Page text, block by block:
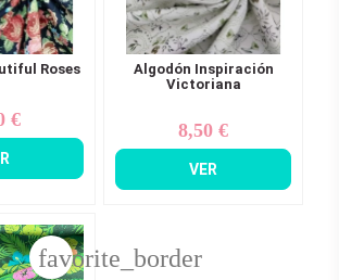
Roses
€
Algodón Inspiración
Victoriana
Precio
8,50 €
VER
favorite_border